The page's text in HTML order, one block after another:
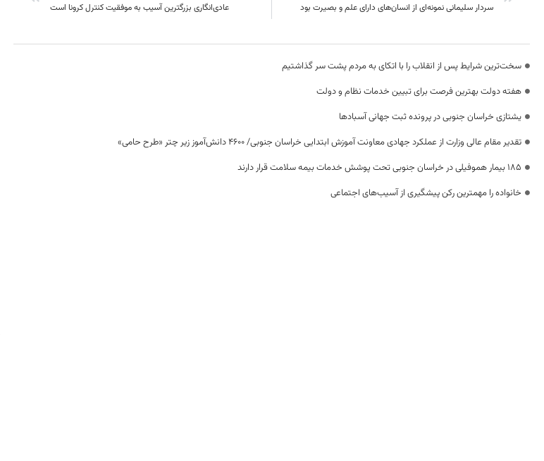
سردار سلیمانی نمونه‌ای از انسان‌های دارای علم و بصیرت بود عادی‌انگاری بزرگترین آسیب به موفقیت کنترل کرونا است
سخت‌ترین شرایط پس از انقلاب را با اتکای به مردم پشت سر گذاشتیم
هفته دولت بهترین فرصت برای تبیین خدمات نظام و دولت
یشتازی خراسان جنوبی در پرونده ثبت جهانی آسبادها
تقدیر مقام عالی وزارت از عملکرد جهادی معاونت آموزش ابتدایی خراسان جنوبی/ ۴۶۰۰ دانش‌آموز زیر چتر «طرح حامی»
۱۸۵ بیمار هموفیلی در خراسان جنوبی تحت پوشش خدمات بیمه سلامت قرار دارند
خانواده را مهمترین رکن پیشگیری از آسیب‌های اجتماعی